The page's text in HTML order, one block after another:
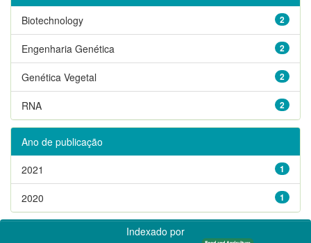
2
Biotechnology
2
Engenharia Genética
2
Genética Vegetal
2
RNA
Ano de publicação
1
2021
1
2020
Indexado por